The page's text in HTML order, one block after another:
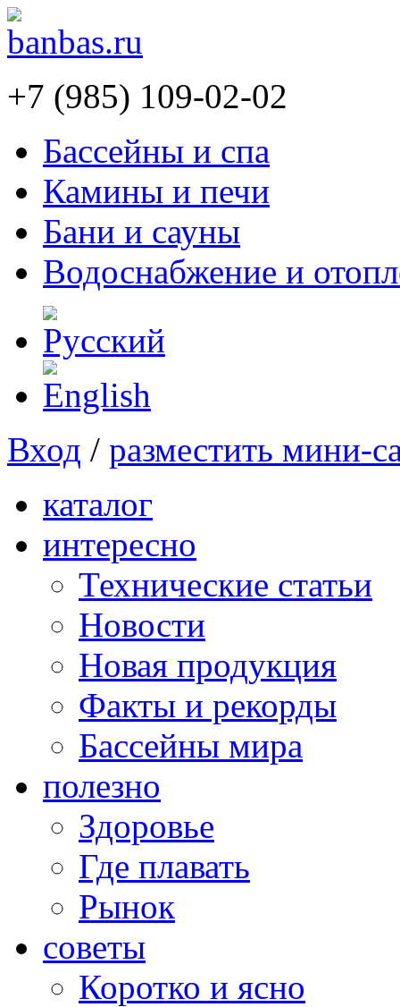
+7 (985) 109-02-02
Бассейны и спа
Камины и печи
Бани и сауны
Водоснабжение и
Вход / разместить мини-
каталог
интересно
Технические статьи
Новости
Новая продукция
Факты и рекорды
Бассейны мира
полезно
Здоровье
Где плавать
Рынок
советы
Коротко и ясно